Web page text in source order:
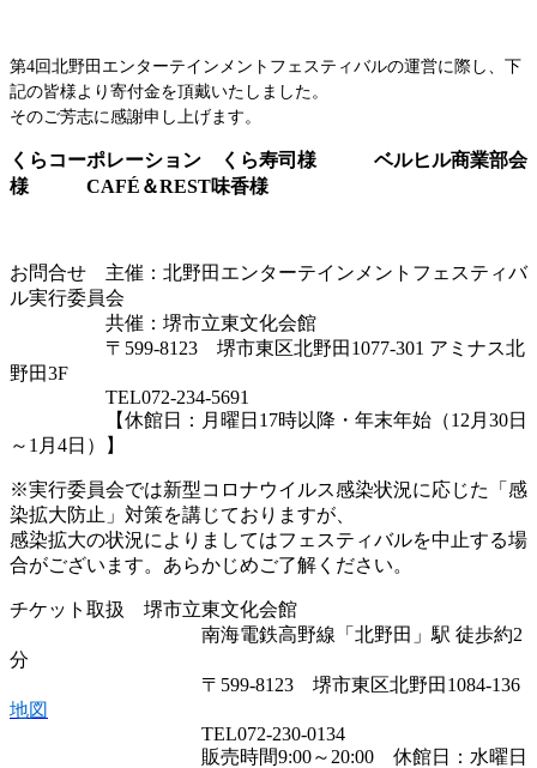
第4 回北野田エンターテインメントフェスティバルの運営に際し、下
記の皆様より寄付金を頂戴いたしました。
そのご芳志に感謝申し上げます。
くらコーポレーション くら寿司様 ベルヒル商業部会
様 CAFÉ ＆REST味香様
お問合せ 主催：北野田エンターテインメントフェスティバ
ル実行委員会
共催：堺市立東文化会館
〒599-8123 堺市東区北野田1077-301 アミナス北
野田3F
TEL072-234-5691
【休館日：月曜日17時以降・年末年始（12月30日
～1月4日）】
※実行委員会では新型コロナウイルス感染状況に応じた「感
染拡大防止」対策を講じておりますが、
感染拡大の状況によりましてはフェスティバルを中止する場
合がございます。あらかじめご了解ください。
チケット取扱 堺市立東文化会館
南海電鉄高野線「北野田」駅 徒歩約2
分
〒599-8123 堺市東区北野田1084-136
地図
TEL072-230-0134
販売時間9:00～20:00 休館日：水曜日